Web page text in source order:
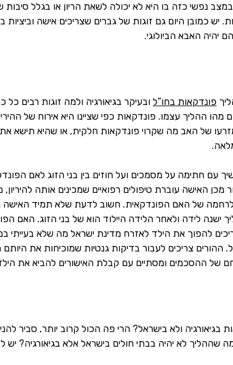
נפשי כזה בו היא לא יכולה לשאת הריון או בגלל סיבות
יש כמובן היום גם זוגות של גברים שצריכים אישה וביציות
האבא הביולוגי.
פונדקאות בחו”ל ובעיקר בגיאורגיה ולמה זוגות רבים
ההליך עצמו. פונדקאות כפי שציינו היא אירוח של
של האב מה שקרוי פונדקאות חלקית, או שהיא תישא את
עם חתימה על מסמכים ועל חוזים בין בני הזוג לאם
האישה עוברת טיפולים רפואיים שמכינים אותה
של האם הפונדקאית. חשוב לדעת שלא תמיד האישה
לידה ולאחר הלידה היילוד הוא של בני הזוג. האם
להפוך את הילד לאזרח מדינת ישראל מה שלא בעייתי
צריכים לעבור בדיקות גנטיות שמוכיחות את
של ההסכמים ומסתיים עם קבלת האישורים להביא את
ולא בישראל? הרי פה הכול קרוב יותר, סביר
שההליך לא יהיה בבתי חולים בישראל אלא בגיאורגיה? יש